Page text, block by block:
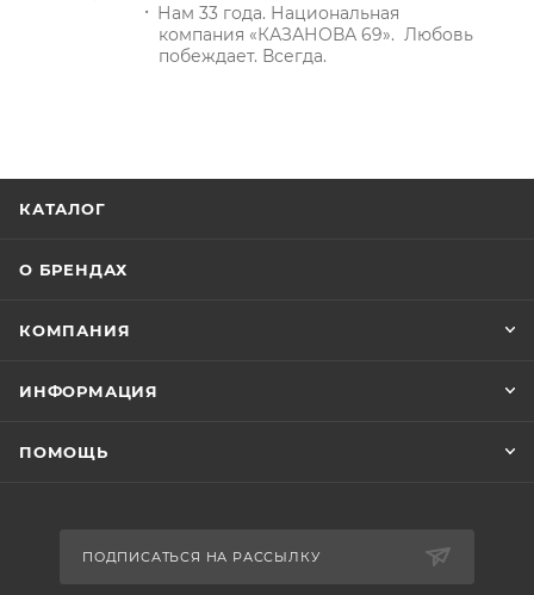
Нам 33 года. Национальная
компания «КАЗАНОВА 69». Любовь
побеждает. Всегда.
КАТАЛОГ
О БРЕНДАХ
КОМПАНИЯ
ИНФОРМАЦИЯ
ПОМОЩЬ
ПОДПИСАТЬСЯ НА РАССЫЛКУ